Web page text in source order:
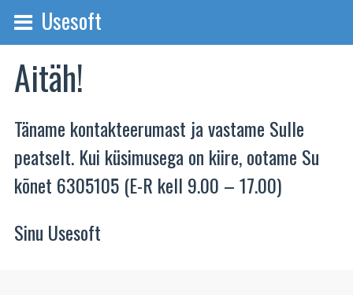
Usesoft
Aitäh!
Täname kontakteerumast ja vastame Sulle
peatselt. Kui küsimusega on kiire, ootame Su
kõnet 6305105 (E-R kell 9.00 – 17.00)
Sinu Usesoft